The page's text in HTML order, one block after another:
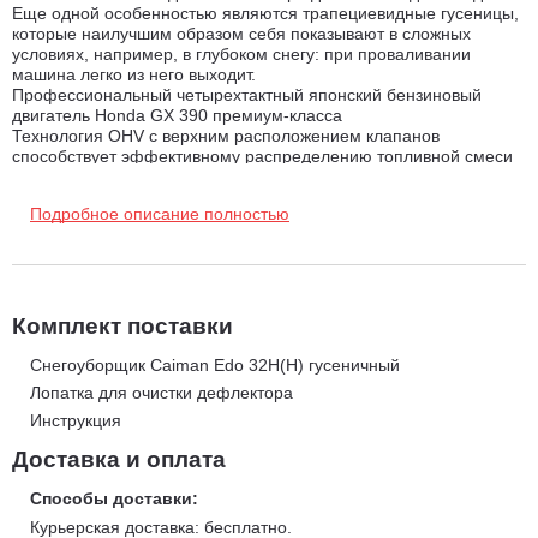
Еще одной особенностью являются трапециевидные гусеницы,
которые наилучшим образом себя показывают в сложных
условиях, например, в глубоком снегу: при проваливании
машина легко из него выходит.
Профессиональный четырехтактный японский бензиновый
двигатель Honda GX 390 премиум-класса
Технология OHV с верхним расположением клапанов
способствует эффективному распределению топливной смеси
двигателя. Система механической декомпрессии и
Профессиональная двухступенчатая система выброса
снега
1 ступень — ленточный шнек. Он измельчает и взбивает снег,
чтобы увеличить дальность выброса снега и облегчить
нагрузку на двигатель.
лопасти усилены металлическими пластинами, чтобы
Подробное описание полностью
Комплект поставки
Снегоуборщик Caiman Edo 32H(H) гусеничный
Лопатка для очистки дефлектора
Инструкция
Доставка и оплата
Способы доставки:
Курьерская доставка: бесплатно.